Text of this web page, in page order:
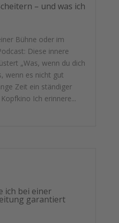
– und was ich
Bühne oder im
Diese innere
„Was, wenn du dich
wenn es nicht gut
Zeit ein ständiger
Ich erinnere...
ich bei einer
garantiert